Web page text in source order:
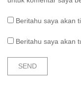
Beritahu saya akan
Beritahu saya akan